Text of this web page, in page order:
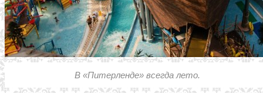
В «Питерленде» всегда лето.